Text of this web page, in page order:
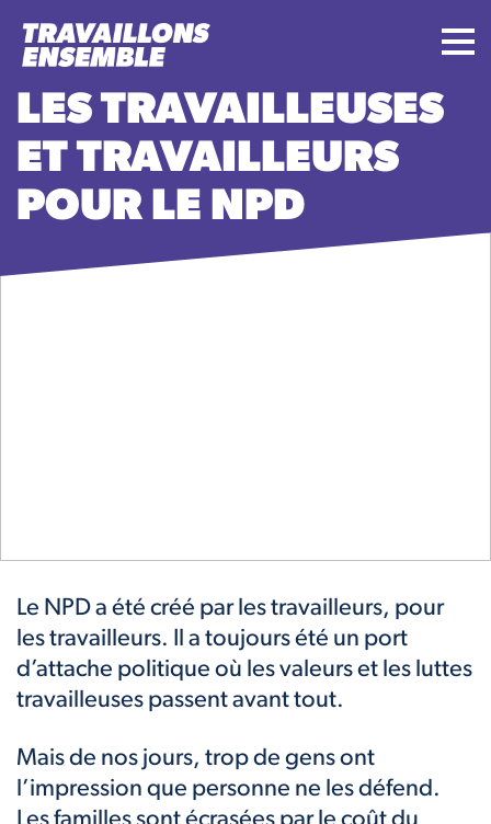
LES TRAVAILLEUSES
ET TRAVAILLEURS
POUR LE NPD
Le NPD a été créé par les travailleurs, pour
les travailleurs. Il a toujours été un port
d’attache politique où les valeurs et les luttes
travailleuses passent avant tout.
Mais de nos jours, trop de gens ont
l’impression que personne ne les défend.